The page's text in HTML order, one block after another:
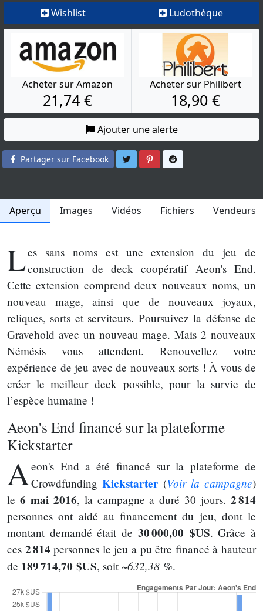
Wishlist Ludothèque
Acheter sur Amazon
21,74 €
Acheter sur Philibert
18,90 €
Ajouter une alerte
Partager sur Facebook Partager sur Twitter
Partager sur Pinterest
Aperçu Images Vidéos Fichiers Vendeurs
Les sans noms est une extension du jeu de
construction de deck coopératif Aeon's End.
Cette extension comprend deux nouveaux noms, un
nouveau mage, ainsi que de nouveaux joyaux,
reliques, sorts et serviteurs. Poursuivez la défense de
Gravehold avec un nouveau mage. Mais 2 nouveaux
Némésis vous attendent. Renouvellez votre
expérience de jeu avec de nouveaux sorts ! À vous de
créer le meilleur deck possible, pour la survie de
l’espèce humaine !
Aeon's End financé sur la plateforme
Kickstarter
Aeon's End a été financé sur la plateforme de
CrowdfundingKickstarter (Voir la campagne)
le 6 mai 2016, la campagne a duré 30 jours.2 814
personnes ont aidé au financement du jeu, dont le
montant demandé était de 30 000,00 $US. Grâce à
ces 2 814personnes le jeu a pu être financé à hauteur
de 189 714,70 $US, soit ~632,38 %.